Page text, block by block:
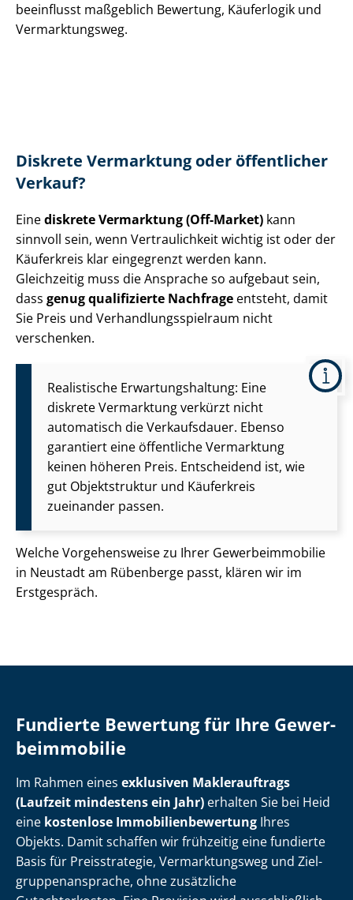
beeinflusst maßgeblich Bewertung, Käuferlogik und
Vermarktungsweg.
Diskrete Vermarktung oder öffentlicher
Verkauf?
Einediskrete Vermarktung (Off-Market) kann
sinnvoll sein, wenn Vertraulichkeit wichtig ist oder der
Käuferkreis klar eingegrenzt werden kann.
Gleichzeitig muss die Ansprache so aufgebaut sein,
dass genug qualifizierte Nachfrage entsteht, damit
Sie Preis und Ver­hand­lungs­spiel­raum nicht
verschenken.
Realistische Er­war­tungs­hal­tung: Eine
diskrete Vermarktung verkürzt nicht
automatisch die Verkaufsdauer. Ebenso
garantiert eine öffentliche Vermarktung
keinen höheren Preis. Entscheidend ist, wie
gut Objektstruktur und Käuferkreis
zueinander passen.
Welche Vorgehensweise zu Ihrer Ge­wer­be­im­mo­bi­lie
in Neustadt am Rübenberge passt, klären wir im
Erstgespräch.
Fundierte Bewertung für Ihre Ge­wer­
be­im­mo­bi­lie
Im Rahmen eines exklusiven Maklerauftrags
(Laufzeit mindestens ein Jahr) erhalten Sie bei Heid
eine kostenlose Im­mo­bi­li­en­be­wer­tung Ihres
Objekts. Damit schaffen wir frühzeitig eine fundierte
Basis für Preisstrategie, Vermarktungsweg und Ziel­
grup­pen­an­spra­che, ohne zusätzliche